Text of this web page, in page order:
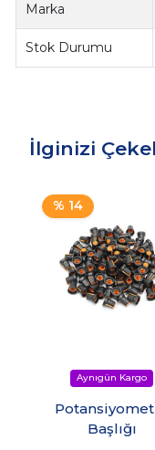
Marka
Stok Durumu
İlginizi
% 14
Başlığı